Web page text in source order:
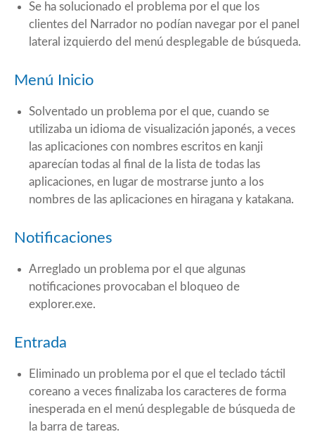
Se ha solucionado el problema por el que los
clientes del Narrador no podían navegar por el panel
lateral izquierdo del menú desplegable de búsqueda.
Menú Inicio
Solventado un problema por el que, cuando se
utilizaba un idioma de visualización japonés, a veces
las aplicaciones con nombres escritos en kanji
aparecían todas al final de la lista de todas las
aplicaciones, en lugar de mostrarse junto a los
nombres de las aplicaciones en hiragana y katakana.
Notificaciones
Arreglado un problema por el que algunas
notificaciones provocaban el bloqueo de
explorer.exe.
Entrada
Eliminado un problema por el que el teclado táctil
coreano a veces finalizaba los caracteres de forma
inesperada en el menú desplegable de búsqueda de
la barra de tareas.